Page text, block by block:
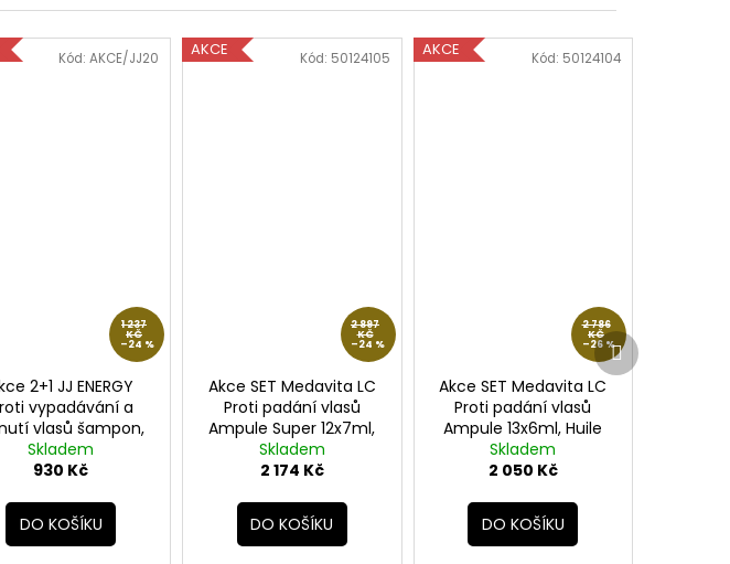
1 237
KČ
–24 %
2+1 JJ ENERGY
vypadávání a
vlasů šampon,
maska, sprej
Skladem
930 Kč
DO KOŠÍKU
Kód: AKCE/JJ20 AKCE
2 897
KČ
–24 %
Akce SET Medavita LC
Proti padání vlasů
Ampule Super 12x7ml,
Huile šampon 150ml,
maska 150ml
Skladem
2 174 Kč
DO KOŠÍKU
Kód: 50124105 AKCE
2 786
KČ
–26 %
Akce SET Medavita LC
Proti padání vlasů
Ampule 13x6ml, Huile
šampon 150ml, maska
150ml
Skladem
2 050 Kč
DO KOŠÍKU
Kód: 50124104
Další
produkt